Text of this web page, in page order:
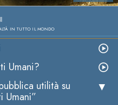
IN TUTTO IL MONDO
Umani?
utilità su
Umani”